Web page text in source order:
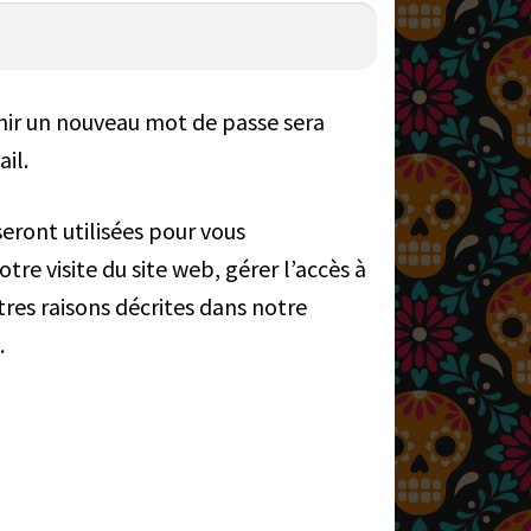
un nouveau mot de passe sera
utilisées pour vous
visite du site web, gérer l’accès à
raisons décrites dans notre
.